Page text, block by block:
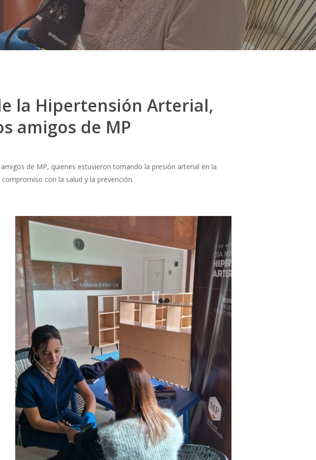
la Hipertensión Arterial,
amigos de MP
de MP, quienes estuvieron tomando la presión arterial en la
con la salud y la prevención.